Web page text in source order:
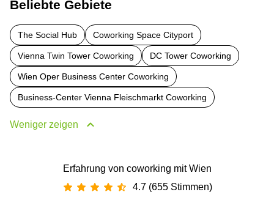
Beliebte Gebiete
The Social Hub Coworking Space Cityport
Vienna Twin Tower Coworking DC Tower Coworking
Wien Oper Business Center Coworking
Business-Center Vienna Fleischmarkt Coworking
Weniger zeigen
Erfahrung von coworking mit Wien
4.7 (655 Stimmen)